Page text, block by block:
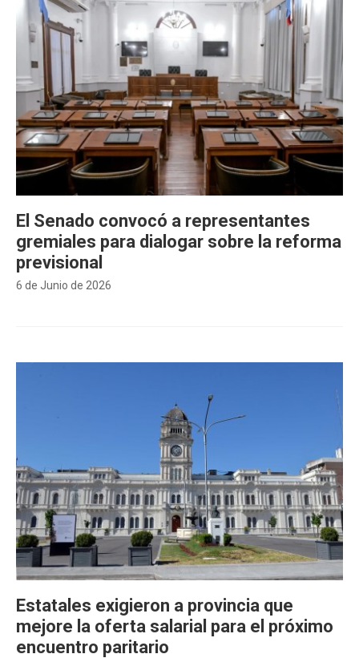
6 de Junio de 2026
El Senado convocó a representantes
gremiales para dialogar sobre la reforma
previsional
Estatales exigieron a provincia que
mejore la oferta salarial para el próximo
encuentro paritario